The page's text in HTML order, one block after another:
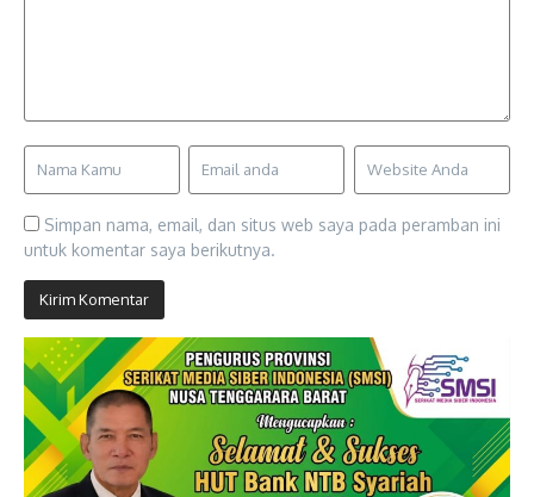
Simpan nama, email, dan situs web saya pada peramban ini
untuk komentar saya berikutnya.